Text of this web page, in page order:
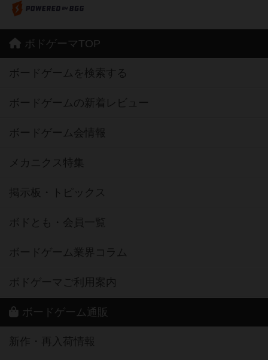
ボドゲーマTOP
ボードゲームを検索する
ボードゲームの新着レビュー
ボードゲーム会情報
メカニクス特集
掲示板・トピックス
ボドとも・会員一覧
ボードゲーム業界コラム
ボドゲーマご利用案内
ボードゲーム通販
新作・再入荷情報